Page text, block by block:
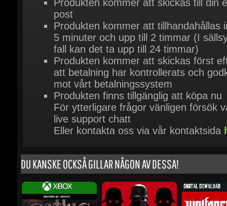
5 minuter och upp till 2 timmar (I
fall kan det ta upp till 24 timmar)
Produkten kommer att skickas först
att betalning har kontrollerats och
mot vårt betalningssystem
Produkten finns tillgänglig att köpa nu
För ytterligare frågor vänligen försök
live support chatt
Eller kontakta oss via vår kontaktsida
DU KANSKE OCKSÅ GILLAR NÅGON AV DESSA!